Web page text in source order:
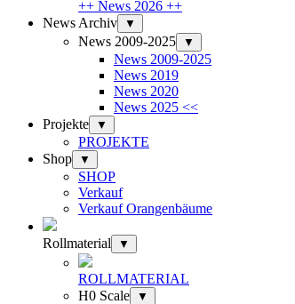
++ News 2026 ++
News Archiv
▼
News 2009-2025 ▼
News 2009-2025
News 2019
News 2020
News 2025 <<
Projekte
▼
PROJEKTE
Shop
▼
SHOP
Verkauf
Verkauf Orangenbäume
Rollmaterial ▼
ROLLMATERIAL
H0 Scale
▼